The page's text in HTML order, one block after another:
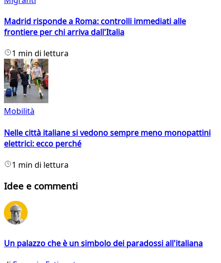
Madrid risponde a Roma: controlli immediati alle
frontiere per chi arriva dall'Italia
1 min di lettura
Mobilità
Nelle città italiane si vedono sempre meno monopattini
elettrici: ecco perché
1 min di lettura
Idee e commenti
Un palazzo che è un simbolo dei paradossi all'italiana